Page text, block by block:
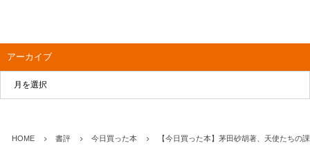
アーカイブ
HOME 書評 今日買った本 【今日買った本】茅田砂胡著、天使たち